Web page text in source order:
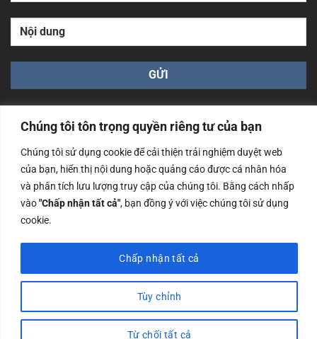
Chúng tôi tôn trọng quyền riêng tư của bạn
Chúng tôi sử dụng cookie để cải thiện trải nghiệm duyệt web
của bạn, hiển thị nội dung hoặc quảng cáo được cá nhân hóa
và phân tích lưu lượng truy cập của chúng tôi. Bằng cách nhấp
vào"Chấp nhận tất cả", bạn đồng ý với việc chúng tôi sử dụng
cookie.
Tùy chỉnh
Từ chối tất cả
Chấp nhận tất cả
Công ty TNHH Nam Bình Xương - Số ĐKKD: 0108783483
cấp ngày 14/06/2019 bởi Sở Kế Hoạch và Đầu Tư Tp. Hà
Nội
Copyrights @2023 Nam Binh Xuong. All Rights Reserved